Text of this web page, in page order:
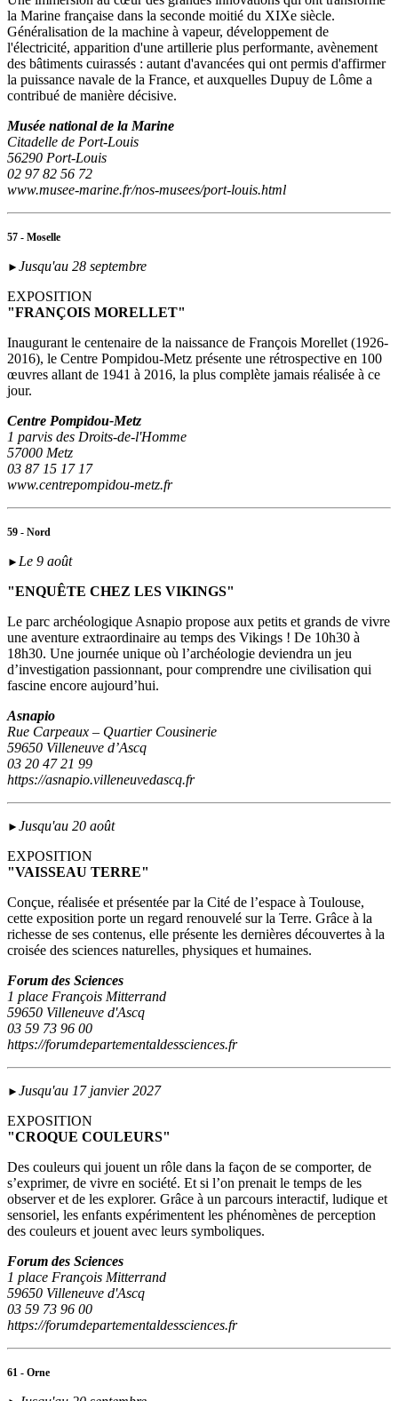
la Marine française dans la seconde moitié du XIXe siècle.
Généralisation de la machine à vapeur, développement de
l'électricité, apparition d'une artillerie plus performante, avènement
des bâtiments cuirassés : autant d'avancées qui ont permis d'affirmer
la puissance navale de la France, et auxquelles Dupuy de Lôme a
contribué de manière décisive.
Musée national de la Marine
Citadelle de Port-Louis
56290 Port-Louis
02 97 82 56 72
www.musee-marine.fr/nos-musees/port-louis.html
57 - Moselle
► Jusqu'au 28 septembre
EXPOSITION
"FRANÇOIS MORELLET"
Inaugurant le centenaire de la naissance de François Morellet (1926-
2016), le Centre Pompidou-Metz présente une rétrospective en 100
œuvres allant de 1941 à 2016, la plus complète jamais réalisée à ce
jour.
Centre Pompidou-Metz
1 parvis des Droits-de-l'Homme
57000 Metz
03 87 15 17 17
www.centrepompidou-metz.fr
59 - Nord
► Le 9 août
"ENQUÊTE CHEZ LES VIKINGS"
Le parc archéologique Asnapio propose aux petits et grands de vivre
une aventure extraordinaire au temps des Vikings ! De 10h30 à
18h30. Une journée unique où l’archéologie deviendra un jeu
d’investigation passionnant, pour comprendre une civilisation qui
fascine encore aujourd’hui.
Asnapio
Rue Carpeaux – Quartier Cousinerie
59650 Villeneuve d’Ascq
03 20 47 21 99
https://asnapio.villeneuvedascq.fr
► Jusqu'au 20 août
EXPOSITION
"VAISSEAU TERRE"
Conçue, réalisée et présentée par la Cité de l’espace à Toulouse,
cette exposition porte un regard renouvelé sur la Terre. Grâce à la
richesse de ses contenus, elle présente les dernières découvertes à la
croisée des sciences naturelles, physiques et humaines.
Forum des Sciences
1 place François Mitterrand
59650 Villeneuve d'Ascq
03 59 73 96 00
https://forumdepartementaldessciences.fr
► Jusqu'au 17 janvier 2027
EXPOSITION
"CROQUE COULEURS"
Des couleurs qui jouent un rôle dans la façon de se comporter, de
s’exprimer, de vivre en société. Et si l’on prenait le temps de les
observer et de les explorer. Grâce à un parcours interactif, ludique et
sensoriel, les enfants expérimentent les phénomènes de perception
des couleurs et jouent avec leurs symboliques.
Forum des Sciences
1 place François Mitterrand
59650 Villeneuve d'Ascq
03 59 73 96 00
https://forumdepartementaldessciences.fr
61 - Orne